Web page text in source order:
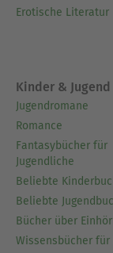
Erotische Literatur
Kinder & Jugend
Jugendromane
Romance
Fantasybücher für
Jugendliche
Beliebte
Beliebte
Bücher über
Wissensbücher für